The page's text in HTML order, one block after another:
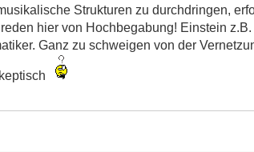
Strukturen zu durchdringen,
hier von Hochbegabung! Einstein
Ganz zu schweigen von der